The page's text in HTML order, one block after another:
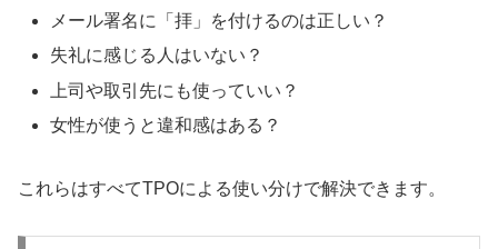
メール署名に「拝」を付けるのは正しい？
失礼に感じる人はいない？
上司や取引先にも使っていい？
女性が使うと違和感はある？
これらはすべてTPOによる使い分けで解決できます。